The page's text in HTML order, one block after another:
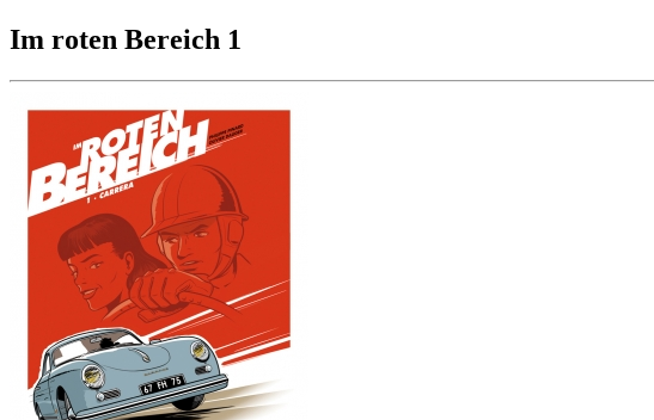
Im roten Bereich 1